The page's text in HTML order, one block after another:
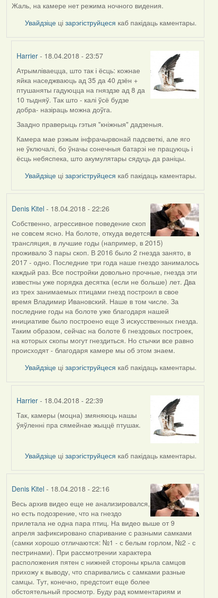
Жаль, на камере нет режима ночного видения.
Увайдзіце цізарэгіструйцеся каб пакідаць каментары.
Harrier - 18.04.2018 - 23:57
In
reply
to
by
Дарья
Атрымліваецца, што так і ёсць: кожнае
яйка наседжваюць ад 35 да 40 дзён +
птушаняты гадуюцца на гняздзе ад 8 да
10 тыдняў. Так што - калі ўсё будзе
добра- назіраць можна доўга.
Заадно праверыць гэтыя "кніжныя" дадзеныя.
Камера мае рэжым інфрачырвонай падсветкі, але яго
не ўключалі, бо ўначы сонечныя батарэі не працуюць і
ёсць небяспека, што акумулятары сядуць да раніцы.
Увайдзіце цізарэгіструйцеся каб пакідаць каментары.
Denis Kitel - 18.04.2018 - 22:26
Собственно, агрессивное поведение скоп
не совсем ясно. На болоте, откуда ведется
трансляция, в лучшие годы (например, в 2015)
проживало 3 пары скоп. В 2016 было 2 гнезда занято, в
2017 - одно. Последние три года наше гнездо занималось
каждый раз. Все постройки довольно прочные, гнезда эти
известны уже порядка десятка (если не больше) лет. Два
из трех занимаемых птицами гнезд построил в свое
время Владимир Ивановский. Наше в том числе. За
последние годы на болоте уже благодаря нашей
инициативе было построено еще 3 искусственных гнезда.
Таким образом, сейчас на болоте 6 гнездовых построек,
на которых скопы могут гнездиться. Но стычки все равно
происходят - благодаря камере мы об этом знаем.
Увайдзіце цізарэгіструйцеся каб пакідаць каментары.
Harrier - 18.04.2018 - 22:39
In
reply
Denis
Kitel
Так, камеры (моцна) змяняюць нашы
ўяўленні пра сямейнае жыццё птушак.
Увайдзіце цізарэгіструйцеся каб пакідаць каментары.
Denis Kitel - 18.04.2018 - 22:16
Весь архив видео еще не анализировался,
но есть подозрение, что на гнездо
прилетала не одна пара птиц. На видео выше от 9
апреля зафиксировано спаривание с разными самками
(самки хорошо отличаются: №1 - с белым горлом, №2 - с
пестринами). При рассмотрении характера
расположения пятен с нижней стороны крыла самцов
прихожу к выводу, что спаривались с самками разные
самцы. Тут, конечно, предстоит еще более
обстоятельный просмотр. Буду рад комментариям и